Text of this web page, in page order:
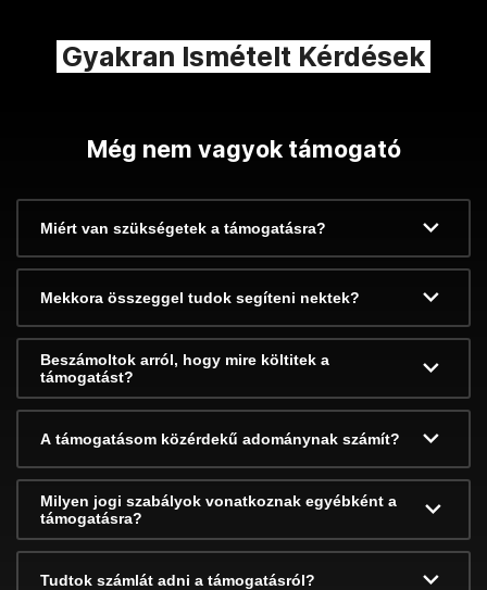
Gyakran Ismételt Kérdések
Még nem vagyok támogató
Miért van szükségetek a támogatásra?
Mekkora összeggel tudok segíteni nektek?
Beszámoltok arról, hogy mire költitek a
támogatást?
A támogatásom közérdekű adománynak számít?
Milyen jogi szabályok vonatkoznak egyébként a
támogatásra?
Tudtok számlát adni a támogatásról?